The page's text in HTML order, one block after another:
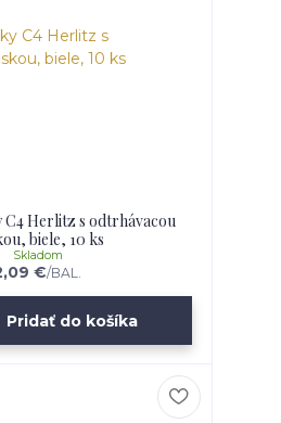
C4 Herlitz s odtrhávacou
biele, 10 ks
€/BAL.
Skladom
Pridať do košíka